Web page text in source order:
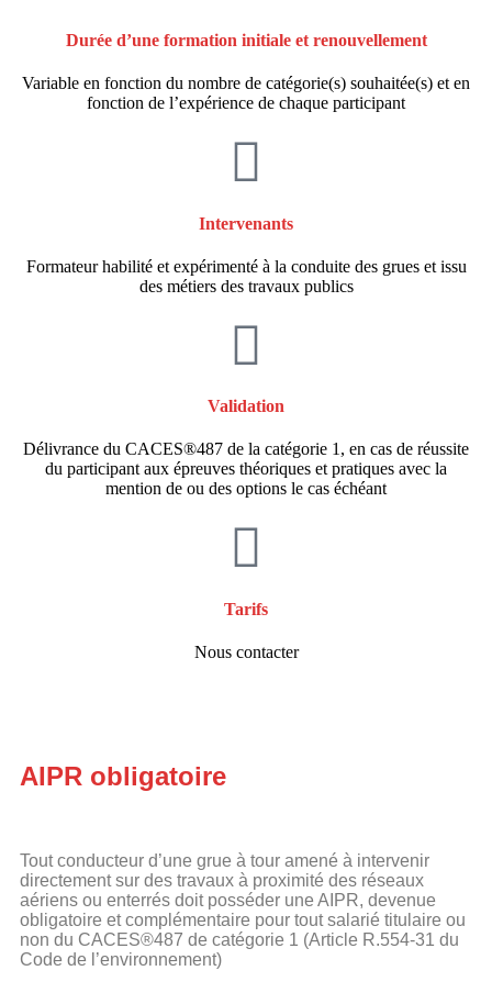
Durée d’une formation initiale et renouvellement
Variable en fonction du nombre de catégorie(s) souhaitée(s) et en
fonction de l’expérience de chaque participant
Intervenants
Formateur habilité et expérimenté à la conduite des grues et issu
des métiers des travaux publics
Validation
Délivrance du CACES®487 de la catégorie 1, en cas de réussite
du participant aux épreuves théoriques et pratiques avec la
mention de ou des options le cas échéant
Tarifs
Nous contacter
AIPR obligatoire
Tout conducteur d’une grue à tour amené à intervenir
directement sur des travaux à proximité des réseaux
aériens ou enterrés doit posséder une AIPR, devenue
obligatoire et complémentaire pour tout salarié titulaire ou
non du CACES®487 de catégorie 1 (Article R.554-31 du
Code de l’environnement)